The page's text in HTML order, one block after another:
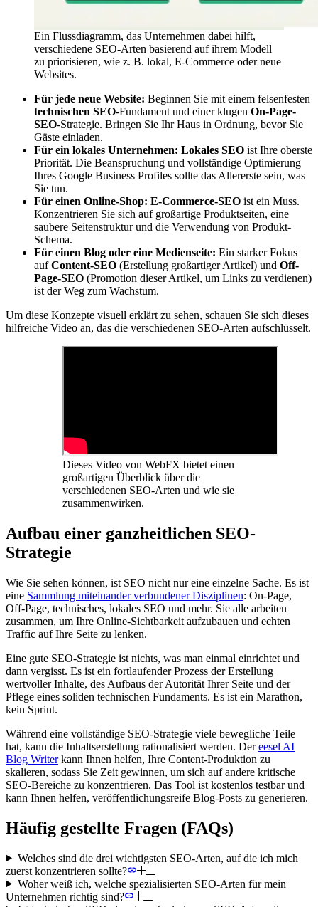
Ein Flussdiagramm, das Unternehmen dabei hilft,
verschiedene SEO-Arten basierend auf ihrem Modell
zu priorisieren, wie z. B. lokal, E-Commerce oder neue
Websites.
Für jede neue Website: Beginnen Sie mit einem felsenfesten
technischen SEO-Fundament und einer klugen On-Page-
SEO-Strategie. Bringen Sie Ihr Haus in Ordnung, bevor Sie
Gäste einladen.
Für ein lokales Unternehmen: Lokales SEO ist Ihre oberste
Priorität. Die Beanspruchung und vollständige Optimierung
Ihres Google Business Profiles sollte das Allererste sein, was
Sie tun.
Für einen Online-Shop: E-Commerce-SEO ist ein Muss.
Konzentrieren Sie sich auf großartige Produktseiten, eine
saubere Seitenstruktur und die Verwendung von Produkt-
Schema.
Für einen Blog oder eine Medienseite: Ein starker Fokus
aufContent-SEO (Erstellung großartiger Artikel) und Off-
Page-SEO (Promotion dieser Artikel, um Links zu verdienen)
ist der Weg zum Wachstum.
Um diese Konzepte visuell erklärt zu sehen, schauen Sie sich dieses
hilfreiche Video an, das die verschiedenen SEO-Arten aufschlüsselt.
Dieses Video von WebFX bietet einen
großartigen Überblick über die
verschiedenen SEO-Arten und wie sie
zusammenwirken.
Aufbau einer ganzheitlichen SEO-
Strategie
Wie Sie sehen können, ist SEO nicht nur eine einzelne Sache. Es ist
eine Sammlung miteinander verbundener Disziplinen: On-Page,
Off-Page, technisches, lokales SEO und mehr. Sie alle arbeiten
zusammen, um Ihre Online-Sichtbarkeit aufzubauen und echten
Traffic auf Ihre Seite zu lenken.
Eine gute SEO-Strategie ist nichts, was man einmal einrichtet und
dann vergisst. Es ist ein fortlaufender Prozess der Erstellung
wertvoller Inhalte, des Aufbaus der Autorität Ihrer Seite und der
Pflege eines soliden technischen Fundaments. Es ist ein Marathon,
kein Sprint.
Während eine vollständige SEO-Strategie viele bewegliche Teile
hat, kann die Inhaltserstellung rationalisiert werden. Dereesel AI
Blog Writerkann Ihnen helfen, Ihre Content-Produktion zu
skalieren, sodass Sie Zeit gewinnen, um sich auf andere kritische
SEO-Bereiche zu konzentrieren. Das Tool ist kostenlos testbar und
kann Ihnen helfen, veröffentlichungsreife Blog-Posts zu generieren.
Häufig gestellte Fragen (FAQs)
Welches sind die drei wichtigsten SEO-Arten, auf die ich mich
zuerst konzentrieren sollte?
Woher weiß ich, welche spezialisierten SEO-Arten für mein
Unternehmen richtig sind?